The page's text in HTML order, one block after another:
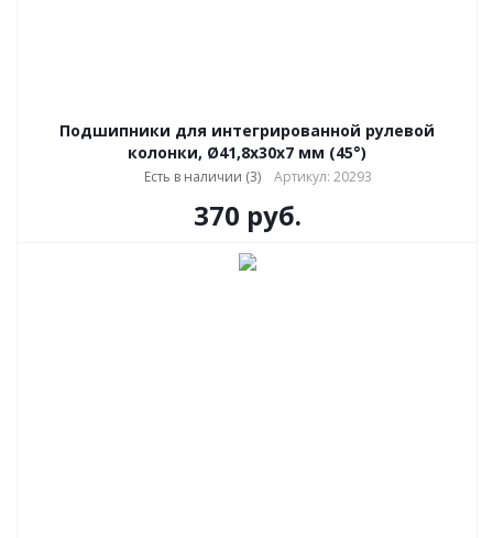
Подшипники для интегрированной рулевой
колонки, Ø41,8х30x7 мм (45°)
Есть в наличии (3) Артикул: 20293
370 руб.